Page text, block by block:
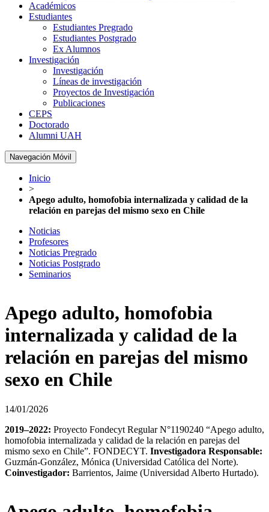
Académicos
Estudiantes
Estudiantes Pregrado
Estudiantes Postgrado
Ex Alumnos
Investigación
Investigación
Líneas de investigación
Proyectos de Investigación
Publicaciones
CEPS
Doctorado
Alumni UAH
Navegación Móvil
Inicio
>
Apego adulto, homofobia internalizada y calidad de la
relación en parejas del mismo sexo en Chile
Noticias
Profesores
Noticias Pregrado
Noticias Postgrado
Seminarios
Apego adulto, homofobia
internalizada y calidad de la
relación en parejas del mismo
sexo en Chile
14/01/2026
2019–2022: Proyecto Fondecyt Regular N°1190240 “Apego adulto,
homofobia internalizada y calidad de la relación en parejas del
mismo sexo en Chile”. FONDECYT. Investigadora Responsable:
Guzmán-González, Mónica (Universidad Católica del Norte).
Coinvestigador: Barrientos, Jaime (Universidad Alberto Hurtado).